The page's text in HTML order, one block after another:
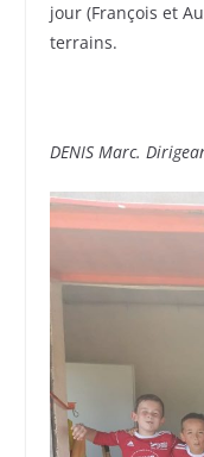
jour (François et
terrains.
DENIS Marc.